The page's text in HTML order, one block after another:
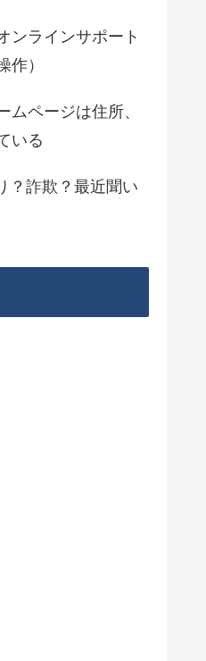
ンラインサポート
作）
ムページは住所、
いる
？詐欺？最近聞い